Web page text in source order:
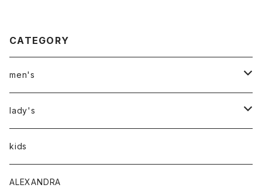
CATEGORY
men's
アウター
トップス
Tシャツ
ボトムス
lady's
アウター
トップス
kids
ALEXANDRA